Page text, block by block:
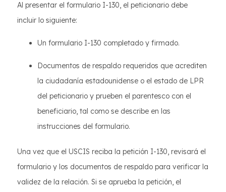
Al presentar el formulario I-130, el peticionario debe
incluir lo siguiente:
Un formulario I-130 completado y firmado.
Documentos de respaldo requeridos que acrediten
la ciudadanía estadounidense o el estado de LPR
del peticionario y prueben el parentesco con el
beneficiario, tal como se describe en las
instrucciones del formulario.
Una vez que el USCIS reciba la petición I-130, revisará el
formulario y los documentos de respaldo para verificar la
validez de la relación. Si se aprueba la petición, el